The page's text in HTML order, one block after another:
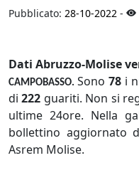
Pubblicato: 28-10-2022 -
Dati Abruzzo-Molise
CAMPOBASSO. Sono 78 i
di222 guariti. Non si
ultime 24ore. Nella
bollettino aggiornato
Asrem Molise.